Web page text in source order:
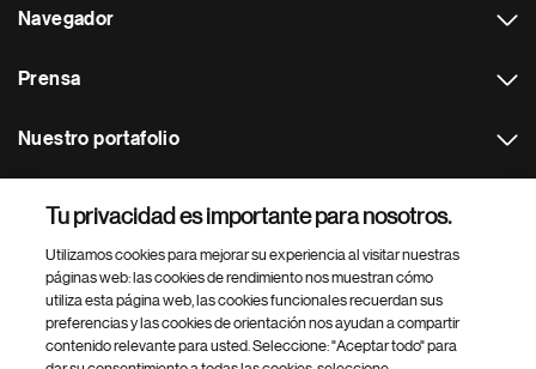
Navegador
Prensa
Nuestro portafolio
Footer Site Search
Tu privacidad es importante para nosotros.
Utilizamos cookies para mejorar su experiencia al visitar nuestras
páginas web: las cookies de rendimiento nos muestran cómo
utiliza esta página web, las cookies funcionales recuerdan sus
preferencias y las cookies de orientación nos ayudan a compartir
contenido relevante para usted. Seleccione: "Aceptar todo" para